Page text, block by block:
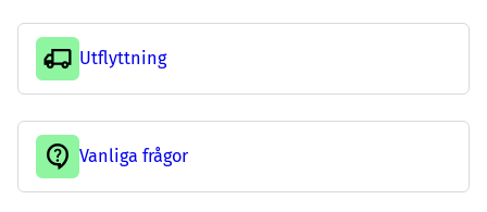
Utflyttning
Vanliga frågor